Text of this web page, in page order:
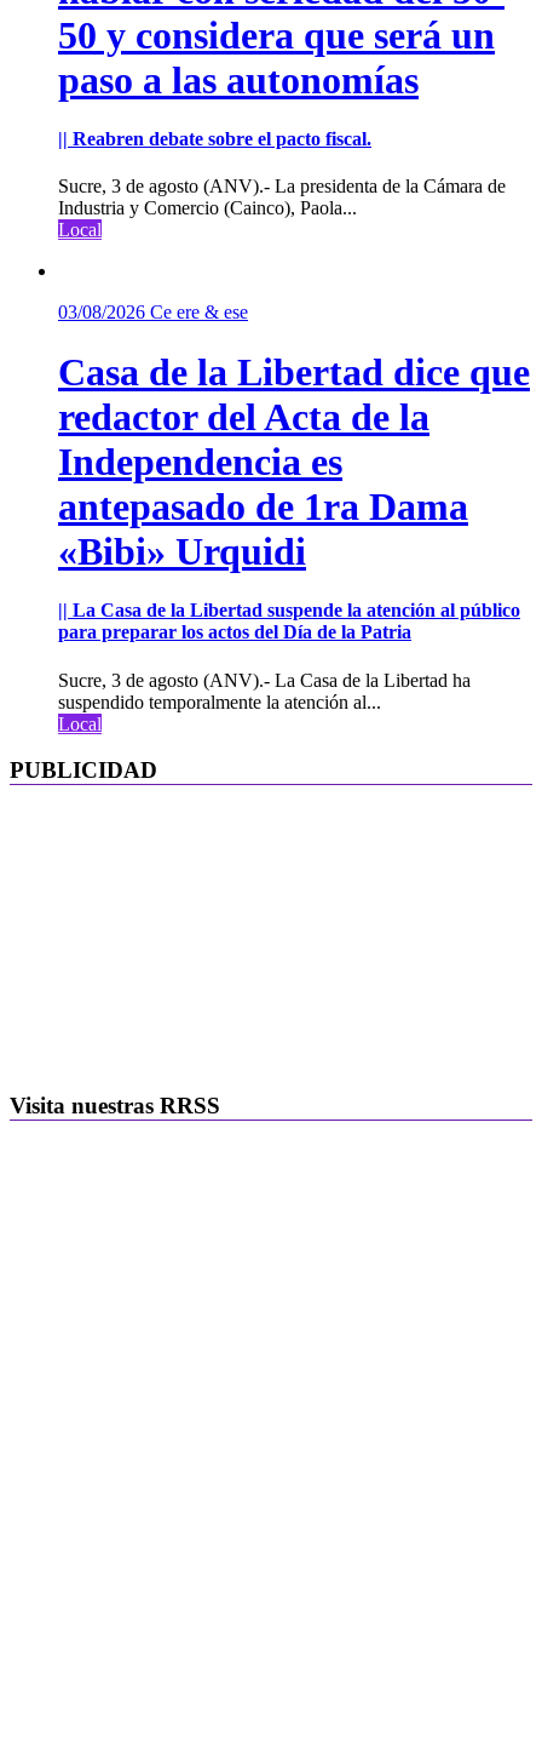
50 y considera que será un
paso a las autonomías
|| Reabren debate sobre el pacto fiscal.
Sucre, 3 de agosto (ANV).- La presidenta de la Cámara de
Industria y Comercio (Cainco), Paola...
Local
03/08/2026 Ce ere & ese
Casa de la Libertad dice que
redactor del Acta de la
Independencia es
antepasado de 1ra Dama
«Bibi» Urquidi
|| La Casa de la Libertad suspende la atención al público
para preparar los actos del Día de la Patria
Sucre, 3 de agosto (ANV).- La Casa de la Libertad ha
suspendido temporalmente la atención al...
Local
PUBLICIDAD
Visita nuestras RRSS